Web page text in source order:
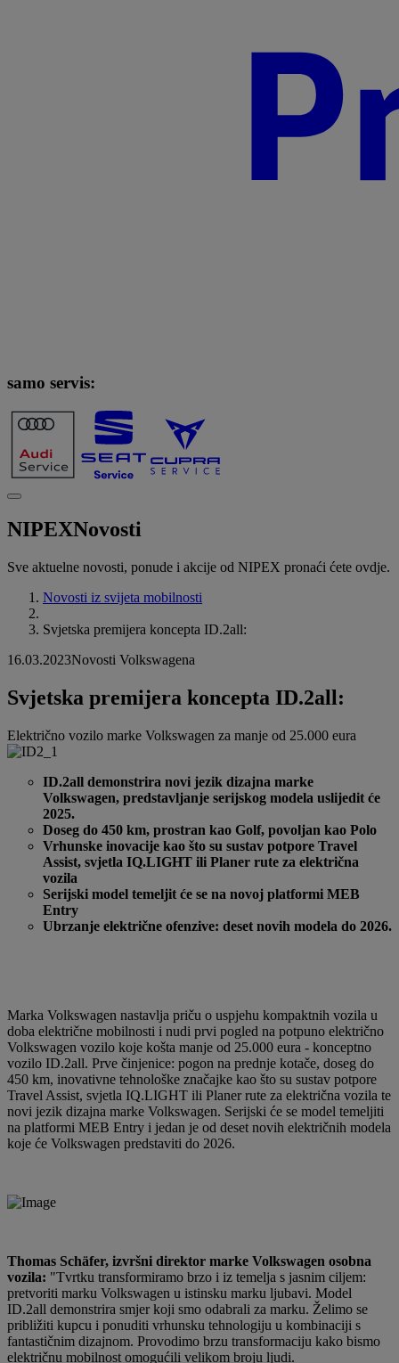
samo servis:
NIPEXNovosti
Sve aktuelne novosti, ponude i akcije od NIPEX pronaći ćete ovdje.
Novosti iz svijeta mobilnosti
Svjetska premijera koncepta ID.2all:
16.03.2023Novosti Volkswagena
Svjetska premijera koncepta ID.2all:
Električno vozilo marke Volkswagen za manje od 25.000 eura
ID.2all demonstrira novi jezik dizajna marke
Volkswagen, predstavljanje serijskog modela uslijedit će
2025.
Doseg do 450 km, prostran kao Golf, povoljan kao Polo
Vrhunske inovacije kao što su sustav potpore Travel
Assist, svjetla IQ.LIGHT ili Planer rute za električna
vozila
Serijski model temeljit će se na novoj platformi MEB
Entry
Ubrzanje električne ofenzive: deset novih modela do 2026.
Marka Volkswagen nastavlja priču o uspjehu kompaktnih vozila u
doba električne mobilnosti i nudi prvi pogled na potpuno električno
Volkswagen vozilo koje košta manje od 25.000 eura - konceptno
vozilo ID.2all. Prve činjenice: pogon na prednje kotače, doseg do
450 km, inovativne tehnološke značajke kao što su sustav potpore
Travel Assist, svjetla IQ.LIGHT ili Planer rute za električna vozila te
novi jezik dizajna marke Volkswagen. Serijski će se model temeljiti
na platformi MEB Entry i jedan je od deset novih električnih modela
koje će Volkswagen predstaviti do 2026.
Thomas Schäfer, izvršni direktor marke Volkswagen osobna
vozila: "Tvrtku transformiramo brzo i iz temelja s jasnim ciljem:
pretvoriti marku Volkswagen u istinsku marku ljubavi. Model
ID.2all demonstrira smjer koji smo odabrali za marku. Želimo se
približiti kupcu i ponuditi vrhunsku tehnologiju u kombinaciji s
fantastičnim dizajnom. Provodimo brzu transformaciju kako bismo
električnu mobilnost omogućili velikom broju ljudi.